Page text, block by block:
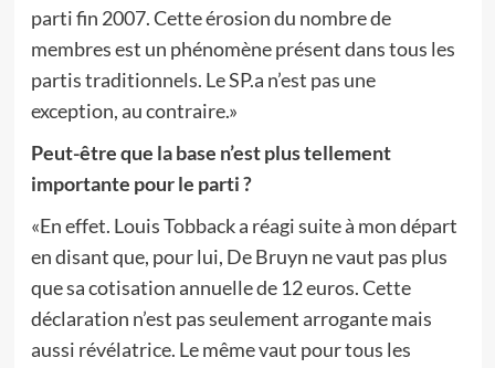
parti fin 2007. Cette érosion du nombre de
membres est un phénomène présent dans tous les
partis traditionnels. Le SP.a n’est pas une
exception, au contraire.»
Peut-être que la base n’est plus tellement
importante pour le parti ?
«En effet. Louis Tobback a réagi suite à mon départ
en disant que, pour lui, De Bruyn ne vaut pas plus
que sa cotisation annuelle de 12 euros. Cette
déclaration n’est pas seulement arrogante mais
aussi révélatrice. Le même vaut pour tous les